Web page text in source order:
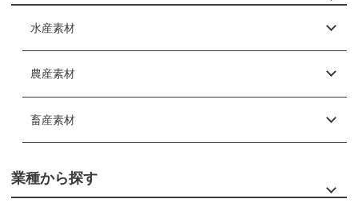
水産素材
農産素材
畜産素材
業種から探す